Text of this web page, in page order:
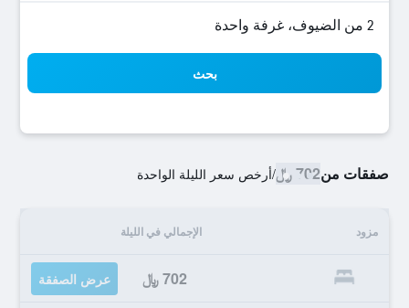
2 من الضيوف، غرفة واحدة
بحث
صفقات من702 ﷼ /أرخص سعر الليلة الواحدة
مزود الإجمالي في الليلة
702 ﷼ عرض الصفقة